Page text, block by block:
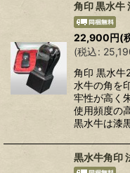
角印 黒水牛
22,900円(
(税込:
角印 黒水牛
水牛の角を
牢性が高く
使用頻度の
黒水牛は漆
黒水牛角印